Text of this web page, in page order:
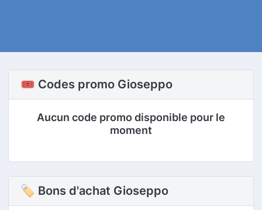
🎟️ Codes promo Gioseppo
Aucun code promo disponible pour le
moment
🏷 Bons d'achat Gioseppo